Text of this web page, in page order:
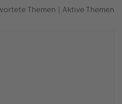
Themen | Aktive Themen